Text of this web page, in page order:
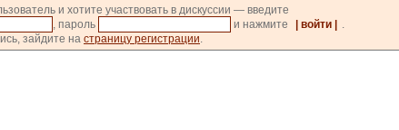
и хотите участвовать в дискуссии — введите
, пароль и нажмите | войти |
.
зайдите на страницу регистрации.